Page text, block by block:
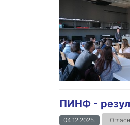
ПИНФ -
04.12.2025.